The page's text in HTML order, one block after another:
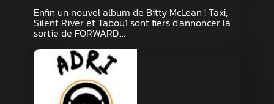
Enfin un nouvel album de Bitty McLean ! Taxi,
Silent River et Tabou1 sont fiers d'annoncer la
sortie de FORWARD,…